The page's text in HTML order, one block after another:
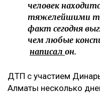
человек
тяжелейшими
факт сегодня
чем любые
написал он.
ДТП с участием
Алматы несколько